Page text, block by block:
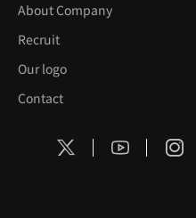
About Company
Recruit
Our logo
Contact